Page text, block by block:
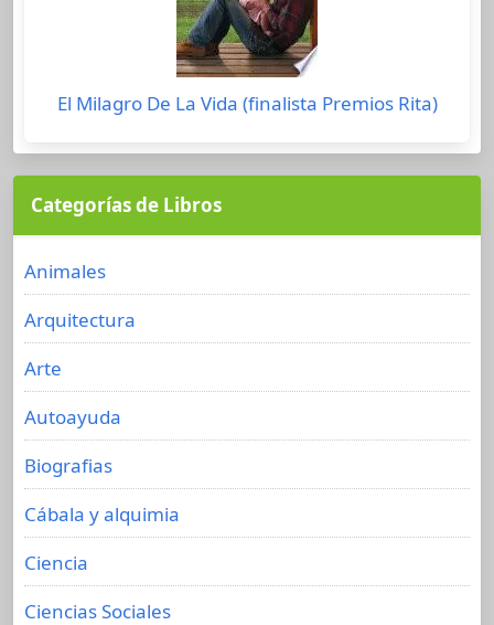
El Milagro De La Vida (finalista Premios Rita)
Categorías de Libros
Animales
Arquitectura
Arte
Autoayuda
Biografias
Cábala y alquimia
Ciencia
Ciencias Sociales